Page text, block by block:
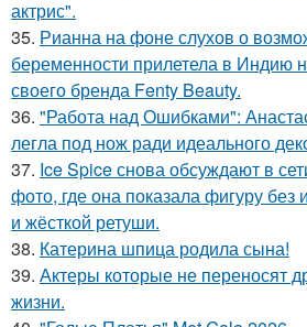
актрис".
35. Рианна на фоне слухов о
беременности прилетела в Индию
своего бренда Fenty Beauty.
36. "Работа над Ошибками":
легла под нож ради идеального
37. Ice Spice снова обсуждают в
фото, где она показала фигуру без
и жёсткой ретуши.
38. Катерина шпица родила сына!
39. Актеры которые не переносят
жизни.